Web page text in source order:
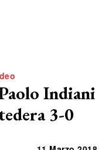
Indiani
3-0